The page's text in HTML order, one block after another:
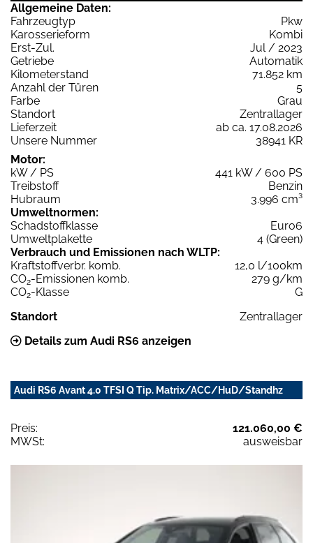
Allgemeine Daten:
Fahrzeugtyp
Pkw
Karosserieform
Kombi
Erst-Zul.
Jul / 2023
Getriebe
Automatik
Kilometerstand
71.852 km
Anzahl der Türen
5
Farbe
Grau
Standort
Zentrallager
Lieferzeit
ab ca. 17.08.2026
Unsere Nummer
38941 KR
Motor:
kW / PS
441 kW / 600 PS
Treibstoff
Benzin
Hubraum
3.996 cm³
Umweltnormen:
Schadstoffklasse
Euro6
Umweltplakette
4 (Green)
Verbrauch und Emissionen nach WLTP:
Kraftstoffverbr. komb.
12,0 l/100km
CO2-Emissionen komb.
279 g/km
CO2-Klasse
G
Standort
Zentrallager
Details zum Audi RS6 anzeigen
Audi RS6 Avant 4.0 TFSI Q Tip. Matrix/ACC/HuD/Standhz
Preis:
121.060,00 €
MWSt:
ausweisbar